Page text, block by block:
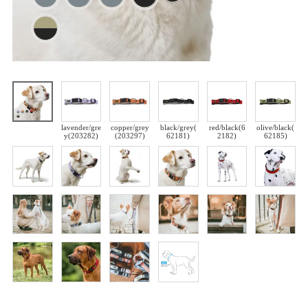
lavender/gre
y(203282)
copper/grey
(203297)
black/grey(
62181)
red/black(6
2182)
olive/black(
62185)